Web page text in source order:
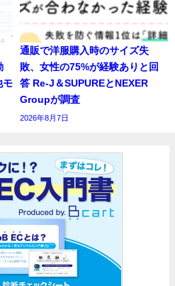
モ
通販で洋服購入時のサイズ失
敗、女性の75%が経験ありと回
答 Re-J＆SUPUREとNEXER
Groupが調査
2026年8月7日